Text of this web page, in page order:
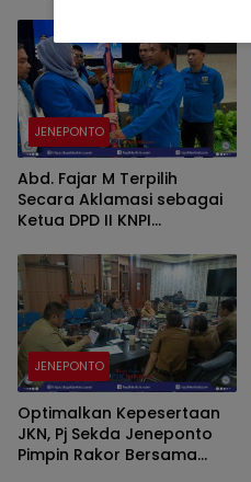
JENEPONTO
Abd. Fajar M Terpilih
Secara Aklamasi sebagai
Ketua DPD II KNPI
Periode 2026–2029
JENEPONTO
Optimalkan Kepesertaan
JKN, Pj Sekda Jeneponto
Pimpin Rakor Bersama